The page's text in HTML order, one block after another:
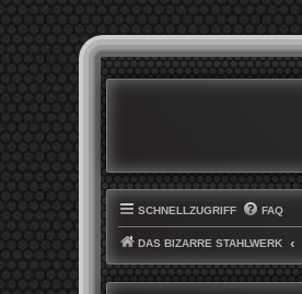
SCHNELLZUGRIFF FAQ
DAS BIZARRE STAHLWERK